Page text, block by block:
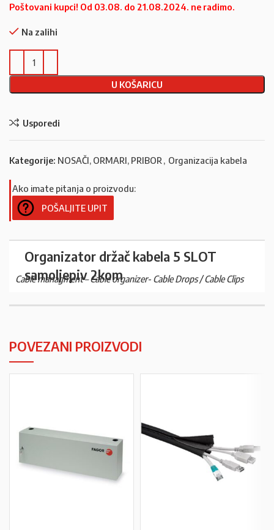
Poštovani kupci! Od 03.08. do 21.08.2024. ne radimo.
Na zalihi
U KOŠARICU
Usporedi
Kategorije: NOSAČI, ORMARI, PRIBOR , Organizacija kabela
Ako imate pitanja o proizvodu:
POŠALJITE UPIT
Organizator držač kabela 5 SLOT
samoljepiv 2kom
Cable managment – Cable organizer- Cable Drops / Cable Clips
POVEZANI PROIZVODI